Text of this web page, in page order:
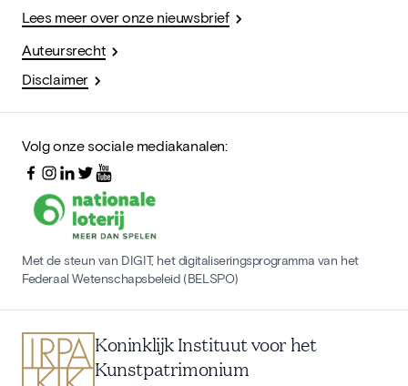
Lees meer over onze nieuwsbrief
Auteursrecht
Disclaimer
Volg onze sociale mediakanalen:
Met de steun van DIGIT, het digitaliseringsprogramma van het
Federaal Wetenschapsbeleid (BELSPO)
Koninklijk Instituut voor het
Kunstpatrimonium